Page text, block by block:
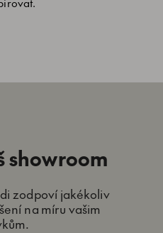
showroom
zodpoví jakékoliv
na míru vašim